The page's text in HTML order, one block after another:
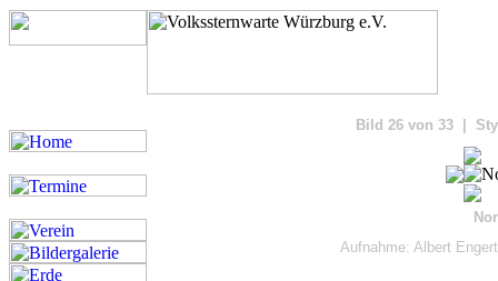
Bild 26 von 33 |
Aufnahme: Albert